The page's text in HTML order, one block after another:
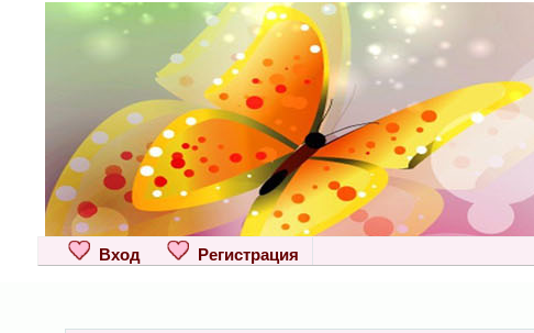
Вход Регистрация